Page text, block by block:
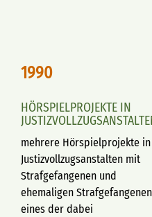
1990
HÖRSPIELPROJEKTE IN
mehrere Hörspielprojekte in
Justizvollzugsanstalten mit
Strafgefangenen und
ehemaligen
eines der dabei